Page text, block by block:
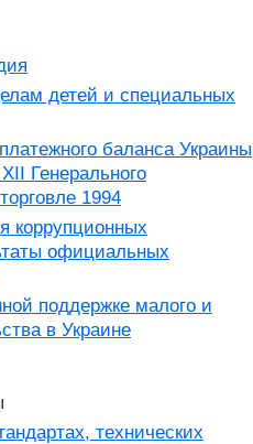
детей и специальных
баланса Украины
Генерального
1994
коррупционных
официальных
поддержке малого и
в Украине
технических